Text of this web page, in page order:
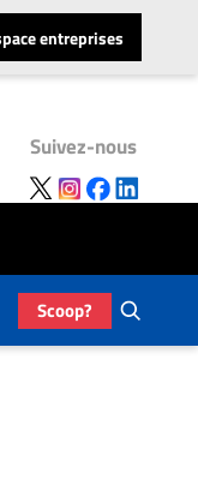
entreprises
Suivez-nous
Scoop?